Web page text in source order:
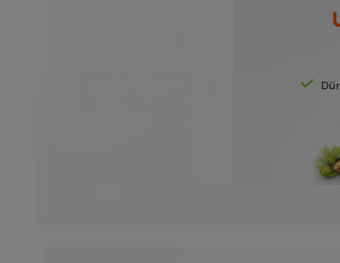
This video player may use cookies or other
If you agree to this please click the